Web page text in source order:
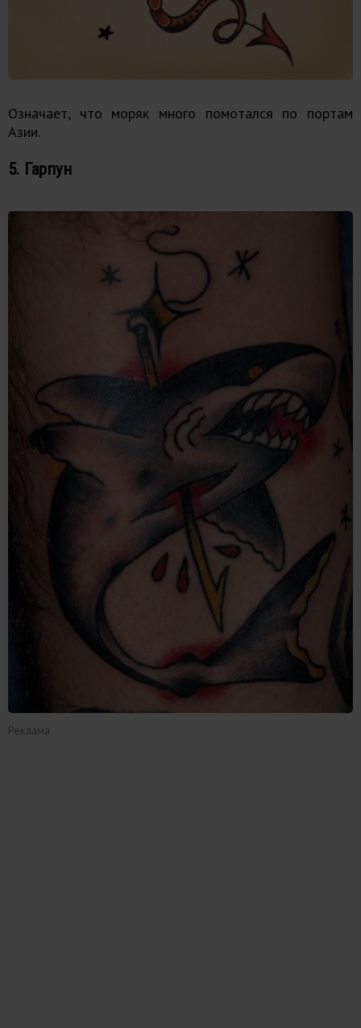
Означает, что моряк много помотался по портам
Азии.
5. Гарпун
Реклама